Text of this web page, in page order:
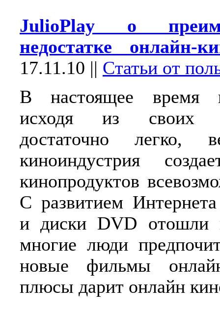
JulioPlay о
недостатке онлайн-
17.11.10 || Статьи от
В настоящее время
исходя из своих
достаточно легко,
киноиндустрия
кинопродуктов
С развитием
и диски DVD отошли
многие люди
новые фильмы
плюсы дарит онлайн